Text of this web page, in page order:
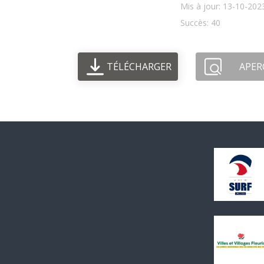
Mis à jour: 13-10-
Succès: 40
TÉLÉCHARGER